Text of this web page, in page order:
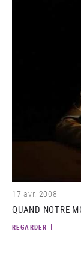
17 avr. 2008
QUAND NOTRE
REGARDER